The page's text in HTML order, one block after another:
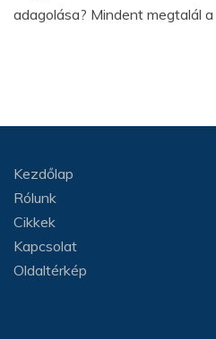
adagolása? Mindent megtalál a
Kezdőlap
Rólunk
Cikkek
Kapcsolat
Oldaltérkép